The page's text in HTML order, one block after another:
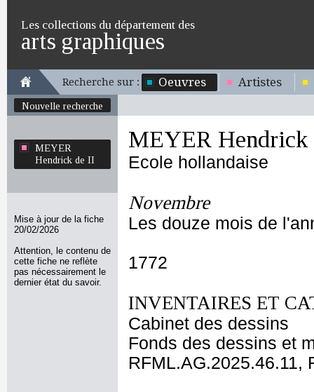
Les collections du département des
arts graphiques
Recherche sur : Oeuvres Artistes
Nouvelle recherche
MEYER
Hendrick de II
Mise à jour de la fiche
20/02/2026
Attention, le contenu de
cette fiche ne reflète
pas nécessairement le
dernier état du savoir.
MEYER Hendrick
Ecole hollandaise
Novembre
Les douze mois de
1772
INVENTAIRES ET
Cabinet des dessins
Fonds des dessins et
RFML.AG.2025.46.11,